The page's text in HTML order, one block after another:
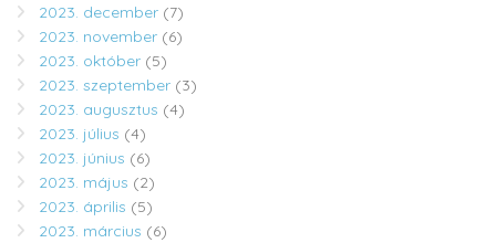
2023. december (7)
2023. november (6)
2023. október (5)
2023. szeptember (3)
2023. augusztus (4)
2023. július (4)
2023. június (6)
2023. május (2)
2023. április (5)
2023. március (6)